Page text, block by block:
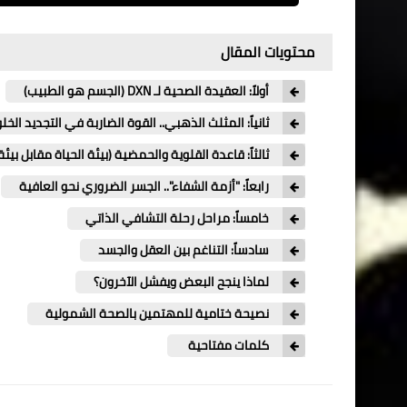
محتويات المقال
​أولاً: العقيدة الصحية لـ DXN (الجسم هو الطبيب)
​ثانياً: المثلث الذهبي.. القوة الضاربة في التجديد
​ثالثاً: قاعدة القلوية والحمضية (بيئة الحياة مقابل
​رابعاً: "أزمة الشفاء".. الجسر الضروري نحو العافية
​خامساً: مراحل رحلة التشافي الذاتي
​سادساً: التناغم بين العقل والجسد
لماذا ينجح البعض ويفشل الآخرون؟
نصيحة ختامية للمهتمين بالصحة الشمولية
كلمات مفتاحية